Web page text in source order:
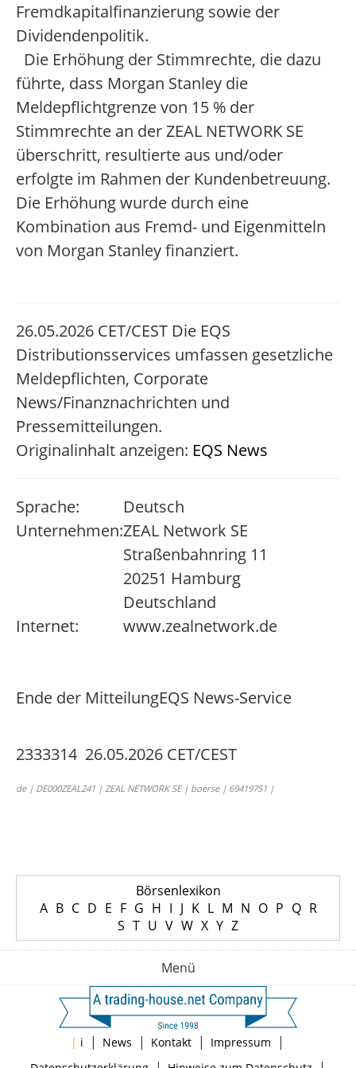
Fremdkapitalfinanzierung sowie der
Dividendenpolitik.
Die Erhöhung der Stimmrechte, die dazu
führte, dass Morgan Stanley die
Meldepflichtgrenze von 15 % der
Stimmrechte an der ZEAL NETWORK SE
überschritt, resultierte aus und/oder
erfolgte im Rahmen der Kundenbetreuung.
Die Erhöhung wurde durch eine
Kombination aus Fremd- und Eigenmitteln
von Morgan Stanley finanziert.
26.05.2026 CET/CEST Die EQS
Distributionsservices umfassen gesetzliche
Meldepflichten, Corporate
News/Finanznachrichten und
Pressemitteilungen.
Originalinhalt anzeigen: EQS News
Sprache:
Deutsch
Unternehmen:ZEAL Network SE
Straßenbahnring 11
20251 Hamburg
Deutschland
Internet:
www.zealnetwork.de
Ende der MitteilungEQS News-Service
2333314 26.05.2026 CET/CEST
de | DE000ZEAL241 | ZEAL NETWORK SE | boerse | 69419751 |
Börsenlexikon
A B C D E F G H I J K L M N O P Q R
S T U V W X Y Z
Menü
| i | News | Kontakt | Impressum |